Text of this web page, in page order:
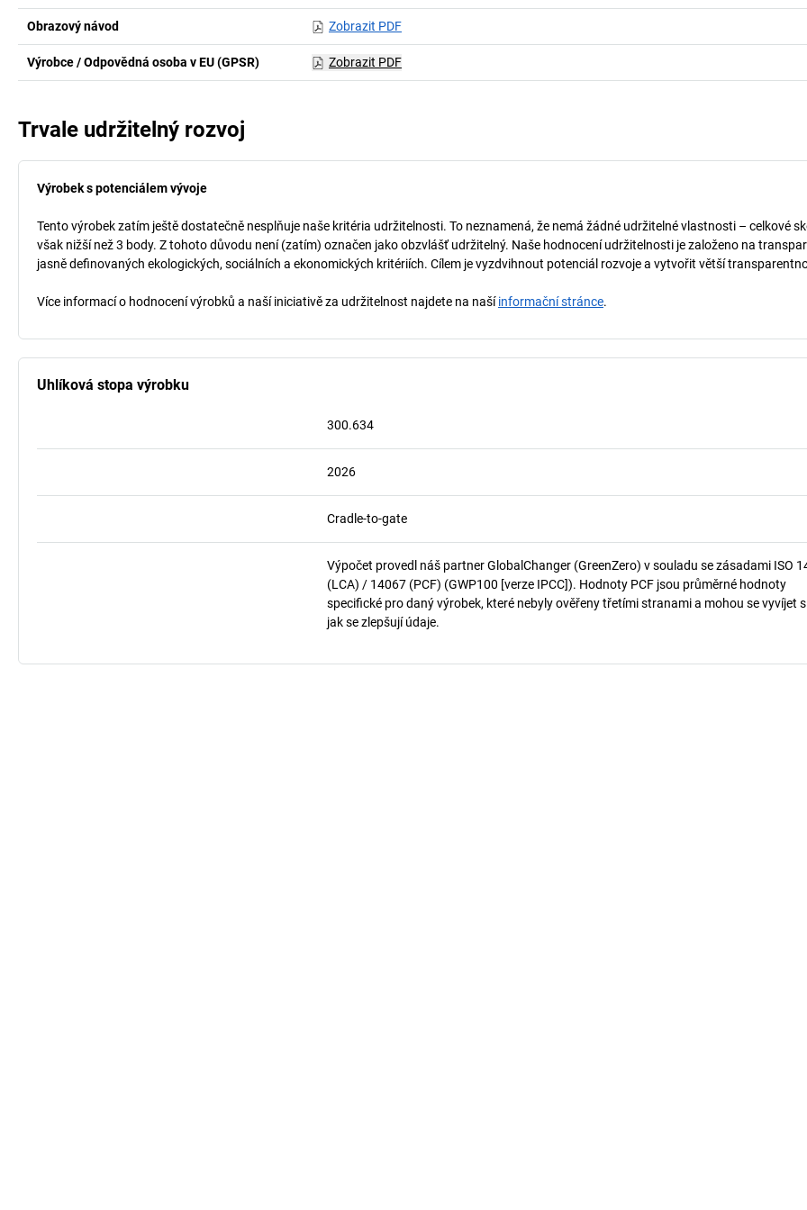
Obrazový návod Zobrazit PDF
Výrobce / Odpovědná osoba v EU (GPSR) Zobrazit PDF
Trvale udržitelný rozvoj
Výrobek s potenciálem vývoje
Tento výrobek zatím ještě dostatečně nesplňuje naše kritéria udržitelnosti. To neznamená, že nemá žádné udržitelné vlastnosti – celkové
však nižší než 3 body. Z tohoto důvodu není (zatím) označen jako obzvlášť udržitelný. Naše hodnocení udržitelnosti je založeno na
jasně definovaných ekologických, sociálních a ekonomických kritériích. Cílem je vyzdvihnout potenciál rozvoje a vytvořit větší
Více informací o hodnocení výrobků a naší iniciativě za udržitelnost najdete na našíinformační stránce.
Uhlíková stopa výrobku
300.634
2026
Cradle-to-gate
Výpočet provedl náš partner GlobalChanger (GreenZero) v souladu se zásadami ISO
(LCA) / 14067 (PCF) (GWP100 [verze IPCC]). Hodnoty PCF jsou průměrné hodnoty
specifické pro daný výrobek, které nebyly ověřeny třetími stranami a mohou se vyvíjet
jak se zlepšují údaje.